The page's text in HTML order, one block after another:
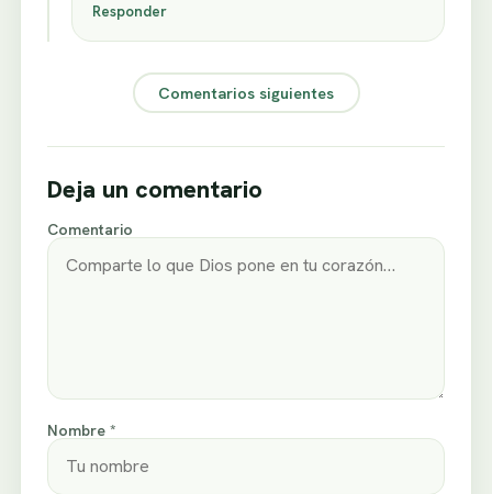
Responder
Comentarios siguientes
Deja un comentario
Comentario
Nombre *